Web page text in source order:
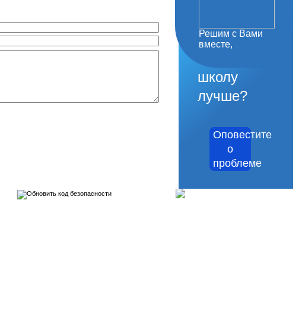
Решим с Вами
вместе,
как
школу
лучше?
Оповестите
о
проблеме